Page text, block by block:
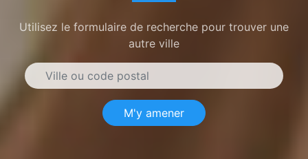
Utilisez le formulaire de recherche pour trouver une
autre ville
M'y amener